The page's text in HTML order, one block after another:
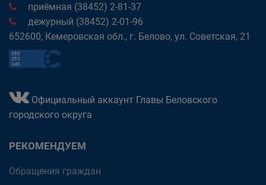
приёмная (38452) 2-81-37
дежурный (38452) 2-01-96
652600, Кемеровская обл., г. Белово, ул. Советская, 21
Официальный аккаунт Главы Беловского
городского округа
РЕКОМЕНДУЕМ
Обращения граждан